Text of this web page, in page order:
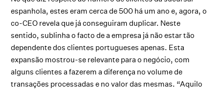
espanhola, estes eram cerca de 500 há um ano e, agora, o
co-CEO revela que já conseguiram duplicar. Neste
sentido, sublinha o facto de a empresa já não estar tão
dependente dos clientes portugueses apenas. Esta
expansão mostrou-se relevante para o negócio, com
alguns clientes a fazerem a diferença no volume de
transações processadas e no valor das mesmas. “Aquilo